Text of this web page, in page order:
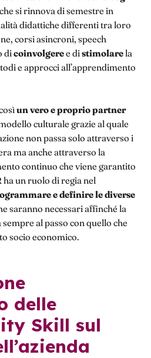
si rinnova di semestre in
didattiche differenti tra loro
corsi asincroni, speech
dicoinvolgeree distimolarela
e approcci all’apprendimento
un vero e proprio partner
culturale grazie al quale
non passa solo attraverso i
ma anche attraverso la
continuo che viene garantito
ha un ruolo di regia nel
e definire le diverse
saranno necessari affinché la
al passo con quello che
socio economico.
delle
Skill sul